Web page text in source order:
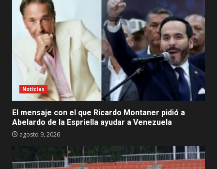
Noticias
El mensaje con el que Ricardo Montaner pidió a
Abelardo de la Espriella ayudar a Venezuela
agosto 9, 2026